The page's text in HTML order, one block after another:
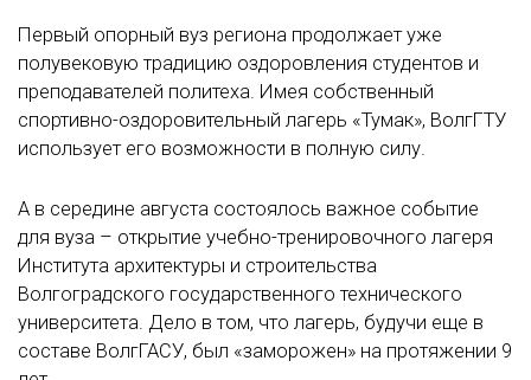
Первый опорный вуз региона продолжает уже
полувековую традицию оздоровления студентов и
преподавателей политеха. Имея собственный
спортивно-оздоровительный лагерь «Тумак», ВолгГТУ
использует его возможности в полную силу.
А в середине августа состоялось важное событие
для вуза – открытие учебно-тренировочного лагеря
Института архитектуры и строительства
Волгоградского государственного технического
университета. Дело в том, что лагерь, будучи еще в
составе ВолгГАСУ, был «заморожен» на протяжении 9